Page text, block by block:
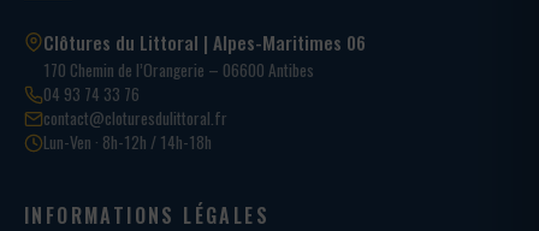
Clôtures du Littoral | Alpes-Maritimes 06
170 Chemin de l’Orangerie – 06600 Antibes
04 93 74 33 76
contact@cloturesdulittoral.fr
Lun-Ven · 8h-12h / 14h-18h
INFORMATIONS LÉGALES